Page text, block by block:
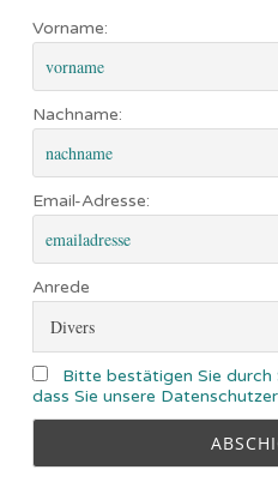
Vorname:
Nachname:
Email-Adresse:
Anrede
Bitte bestätigen Sie durch
dass Sie unsere